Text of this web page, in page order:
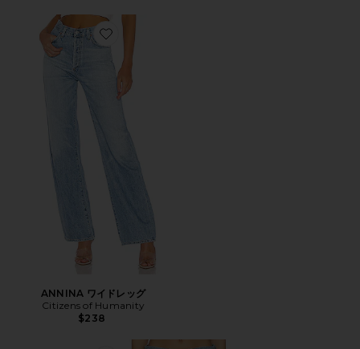
Favorite ANNINA ワイドレッグ
ANNINA ワイドレッグ
Citizens of Humanity
$238